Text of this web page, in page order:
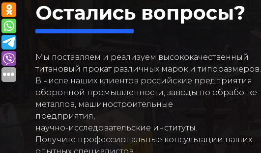
Остались вопросы?
Мы поставляем и реализуем высококачественный
титановый прокат различных марок и типоразмеров.
В числе наших клиентов российские предприятия
оборонной промышленности, заводы по обработке
металлов, машиностроительные
предприятия,
научно-исследовательские институты.
Получите профессиональные консультации наших